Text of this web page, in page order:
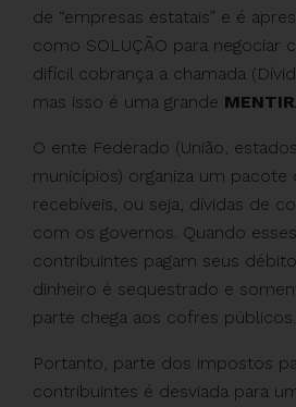
de “empresas estatais” e é
como SOLUÇÃO para negociar
difícil cobrança a chamada
mas isso é uma grande
O ente Federado (União,
municípios) organiza um pacote
recebíveis, ou seja, dívidas de
com os governos. Quando esses
contribuintes pagam seus
dinheiro é sequestrado e
parte chega aos cofres públicos.
Portanto, parte dos impostos
contribuintes é desviada para